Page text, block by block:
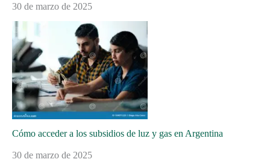
30 de marzo de 2025
Cómo acceder a los subsidios de luz y gas en Argentina
30 de marzo de 2025